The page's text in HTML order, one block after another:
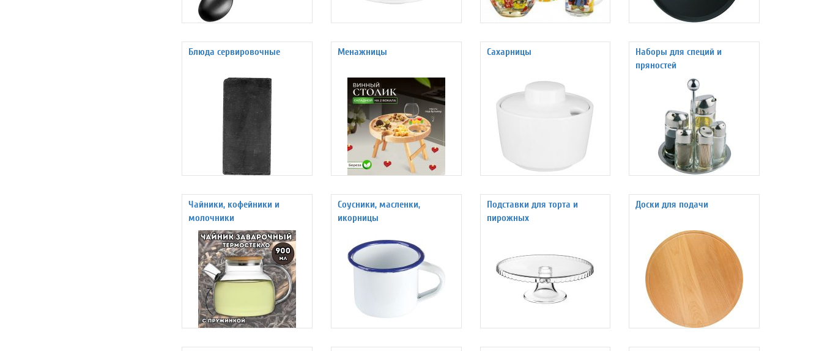
Блюда сервировочные Менажницы Сахарницы
Наборы для специй и
пряностей
Чайники, кофейники и
молочники
Соусники, масленки,
икорницы
Подставки для торта и
пирожных
Доски для подачи